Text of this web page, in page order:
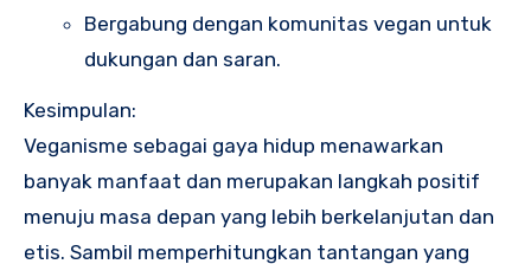
Bergabung dengan komunitas vegan untuk
dukungan dan saran.
Kesimpulan:
Veganisme sebagai gaya hidup menawarkan
banyak manfaat dan merupakan langkah positif
menuju masa depan yang lebih berkelanjutan dan
etis. Sambil memperhitungkan tantangan yang